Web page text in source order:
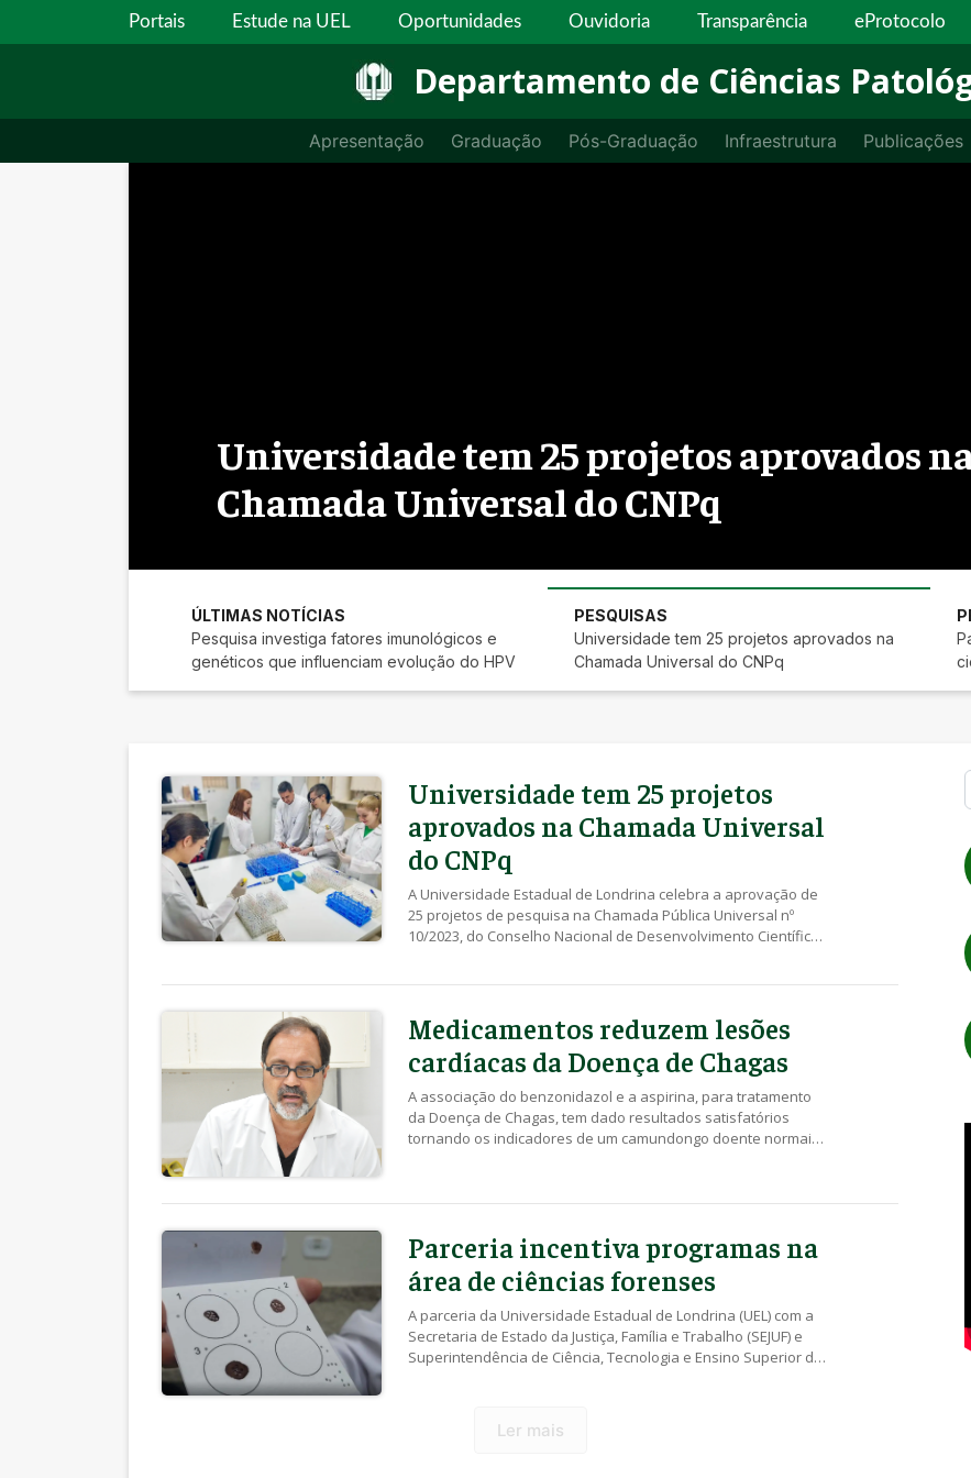
Portais Estude na UEL Oportunidades Ouvidoria Transparência eProtocolo
Departamento de Ciências
Apresentação Graduação Pós-Graduação Infraestrutura Publicações
Universidade tem 25 projetos aprovados
Chamada Universal do CNPq
ÚLTIMAS NOTÍCIAS
Pesquisa investiga fatores imunológicos e
genéticos que influenciam evolução do HPV
PESQUISAS
Universidade tem 25 projetos aprovados na
Chamada Universal do CNPq
Universidade tem 25 projetos
aprovados na Chamada Universal
do CNPq
A Universidade Estadual de Londrina celebra a aprovação de
25 projetos de pesquisa na Chamada Pública Universal nº
10/2023, do Conselho Nacional de Desenvolvimento Científico
ações realizadas pelos grupos […]
Medicamentos reduzem lesões
cardíacas da Doença de Chagas
A associação do benzonidazol e a aspirina, para tratamento
da Doença de Chagas, tem dado resultados satisfatórios
tornando os indicadores de um camundongo doente normais,
Londrina, que testa a terapia combinada dos dois
Parceria incentiva programas na
área de ciências forenses
A parceria da Universidade Estadual de Londrina (UEL) com a
Secretaria de Estado da Justiça, Família e Trabalho (SEJUF) e
Superintendência de Ciência, Tecnologia e Ensino Superior do
ciências forenses. A expectativa é das professoras Maria
Ler mais